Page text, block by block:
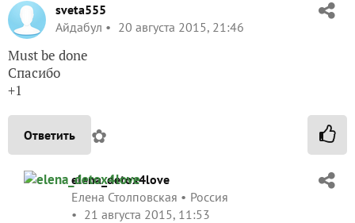
sveta555
Айдабул
20 августа 2015, 21:46
Must be done
Спасибо
+1
Ответить ✿
elena_detox4love
Елена Столповская
Россия
21 августа 2015, 11:53